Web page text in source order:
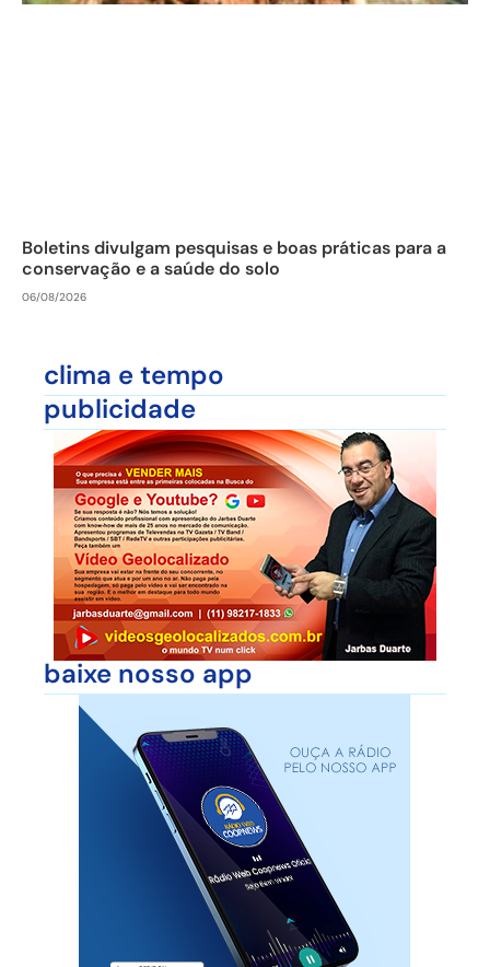
Boletins divulgam pesquisas e boas práticas para a
conservação e a saúde do solo
06/08/2026
clima e tempo
publicidade
baixe nosso app